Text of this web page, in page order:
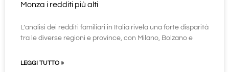
Monza i redditi più alti
L’analisi dei redditi familiari in Italia rivela una forte disparità
tra le diverse regioni e province, con Milano, Bolzano e
LEGGI TUTTO »